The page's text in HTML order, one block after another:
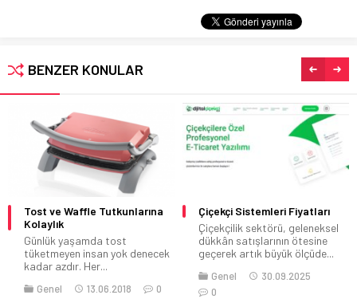
BENZER KONULAR
Tost ve Waffle Tutkunlarına
Kolaylık
Günlük yaşamda tost
tüketmeyen insan yok denecek
kadar azdır. Her...
Genel 13.06.2018 0
Çiçekçi Sistemleri Fiyatları
Çiçekçilik sektörü, geleneksel
dükkân satışlarının ötesine
geçerek artık büyük ölçüde...
Genel
30.09.2025
0